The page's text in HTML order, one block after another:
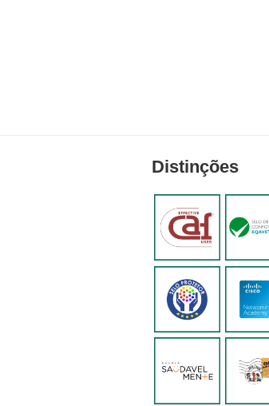
Distinções